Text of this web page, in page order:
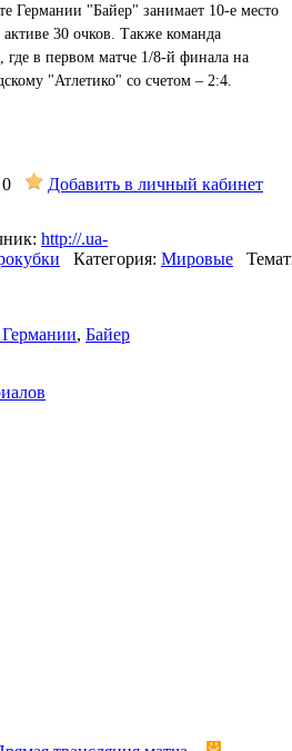
Германии "Байер" занимает 10-е место
30 очков. Также команда
где в первом матче 1/8-й финала на
"Атлетико" со счетом – 2:4.
0 Добавить в личный кабинет
http://.ua-
Категория: Мировые
, Байер